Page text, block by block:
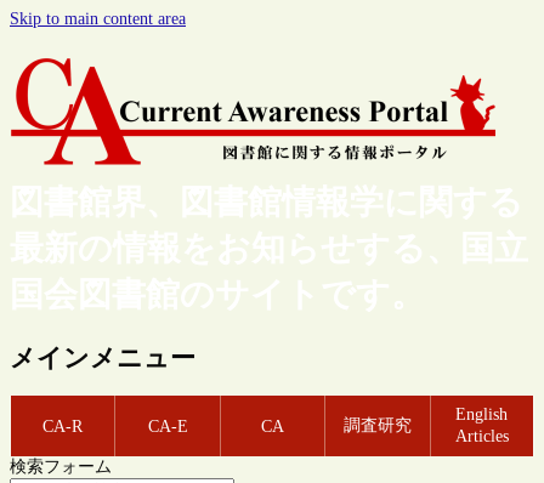
Skip to main content area
図書館界、図書館情報学に関する
最新の情報をお知らせする、国立
国会図書館のサイトです。
メインメニュー
CA-R CA-E CA 調査研究
English
Articles
検索フォーム